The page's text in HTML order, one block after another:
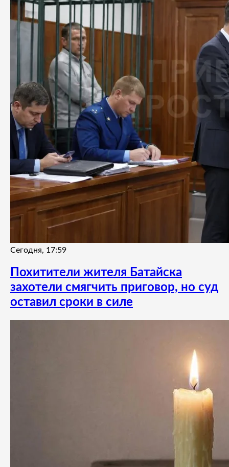
Сегодня, 17:59
Похитители жителя Батайска
захотели смягчить приговор, но суд
оставил сроки в силе